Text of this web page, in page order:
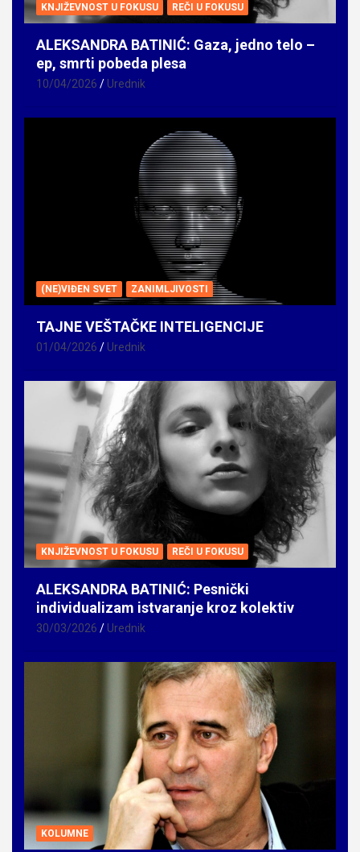
KNJIŽEVNOST U FOKUSU REČI U FOKUSU
ALEKSANDRA BATINIĆ: Gaza, jedno telo –
ep, smrti pobeda plesa
10/04/2026 Urednik
(NE)VIĐEN SVET ZANIMLJIVOSTI
TAJNE VEŠTAČKE INTELIGENCIJE
01/04/2026 Urednik
KNJIŽEVNOST U FOKUSU REČI U FOKUSU
ALEKSANDRA BATINIĆ: Pesnički
individualizam istvaranje kroz kolektiv
30/03/2026 Urednik
KOLUMNE